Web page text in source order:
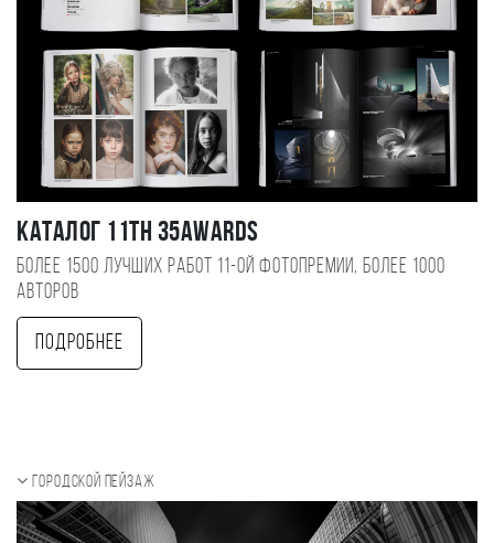
Каталог 11TH 35AWARDS
Более 1500 лучших работ 11-ой фотопремии, более 1000
авторов
Подробнее
Городской пейзаж